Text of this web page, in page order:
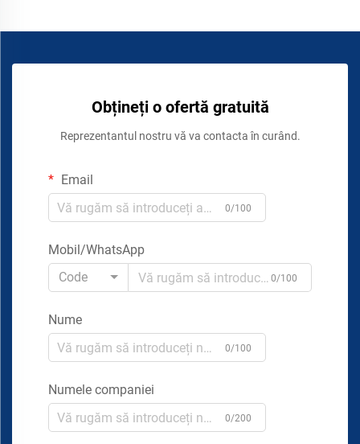
Obțineți o ofertă gratuită
Reprezentantul nostru vă va contacta în curând.
Email
0/100
Mobil/WhatsApp
Code
0/100
Nume
0/100
Numele companiei
0/200